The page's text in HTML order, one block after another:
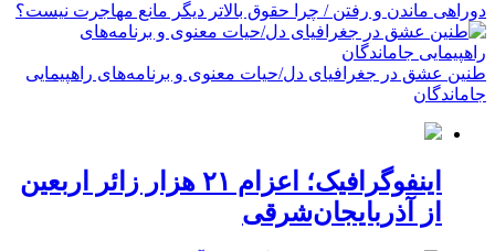
دوراهی ماندن و رفتن / چرا حقوق بالاتر دیگر مانع مهاجرت نیست؟
طنین عشق در جغرافیای دل/حیات معنوی و برنامه‌های راهپیمایی
جاماندگان
اینفوگرافیک؛ اعزام ۲۱ هزار زائر اربعین
از آذربایجان‌شرقی